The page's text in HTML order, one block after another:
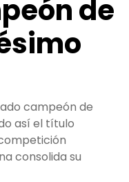
de
campeón de
así el título
consolida su